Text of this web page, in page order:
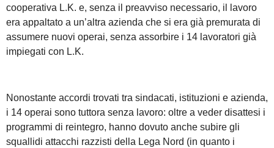
cooperativa L.K. e, senza il preavviso necessario, il lavoro
era appaltato a un’altra azienda che si era già premurata di
assumere nuovi operai, senza assorbire i 14 lavoratori già
impiegati con L.K.
Nonostante accordi trovati tra sindacati, istituzioni e azienda,
i 14 operai sono tuttora senza lavoro: oltre a veder disattesi i
programmi di reintegro, hanno dovuto anche subire gli
squallidi attacchi razzisti della Lega Nord (in quanto i